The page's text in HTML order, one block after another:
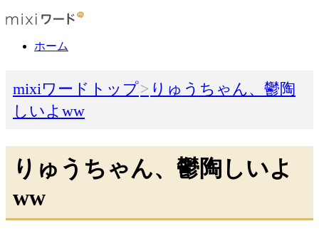
ホーム
mixiワードトップ
りゅうちゃん、鬱陶
しいよww
りゅうちゃん、鬱陶しいよ
ww